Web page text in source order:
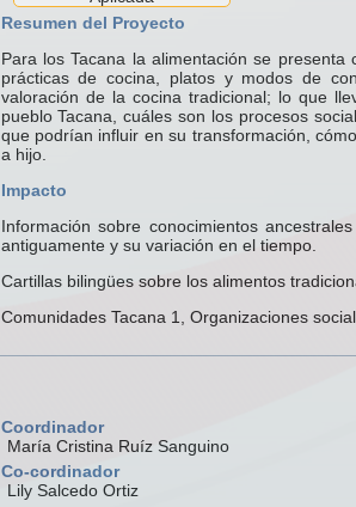
Resumen del Proyecto
Para los Tacana la alimentación se
prácticas de cocina, platos y modos de
valoración de la cocina tradicional; lo que
pueblo Tacana, cuáles son los procesos
que podrían influir en su transformación,
a hijo.
Impacto
Información sobre conocimientos
antiguamente y su variación en el tiempo.
Cartillas bilingües sobre los alimentos
Comunidades Tacana 1, Organizaciones
Coordinador
María Cristina Ruíz Sanguino
Co-cordinador
Lily Salcedo Ortiz